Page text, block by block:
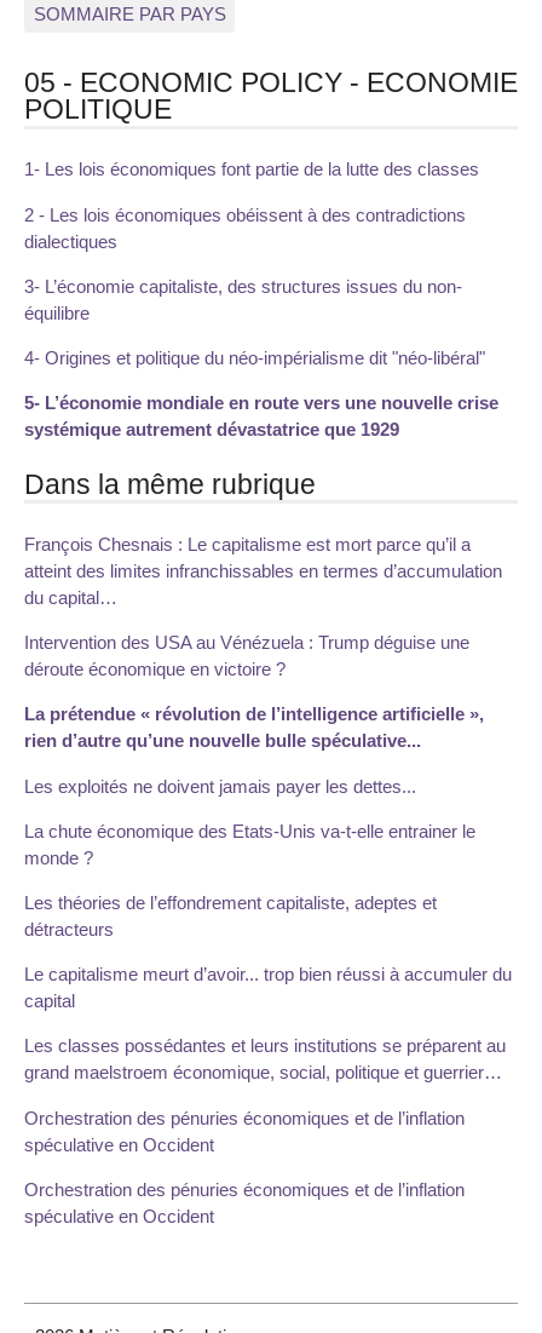
SOMMAIRE PAR PAYS
05 - ECONOMIC POLICY - ECONOMIE
POLITIQUE
1- Les lois économiques font partie de la lutte des classes
2 - Les lois économiques obéissent à des contradictions
dialectiques
3- L’économie capitaliste, des structures issues du non-
équilibre
4- Origines et politique du néo-impérialisme dit "néo-libéral"
5- L’économie mondiale en route vers une nouvelle crise
systémique autrement dévastatrice que 1929
Dans la même rubrique
François Chesnais : Le capitalisme est mort parce qu’il a
atteint des limites infranchissables en termes d’accumulation
du capital…
Intervention des USA au Vénézuela : Trump déguise une
déroute économique en victoire ?
La prétendue « révolution de l’intelligence artificielle »,
rien d’autre qu’une nouvelle bulle spéculative...
Les exploités ne doivent jamais payer les dettes...
La chute économique des Etats-Unis va-t-elle entrainer le
monde ?
Les théories de l’effondrement capitaliste, adeptes et
détracteurs
Le capitalisme meurt d’avoir... trop bien réussi à accumuler du
capital
Les classes possédantes et leurs institutions se préparent au
grand maelstroem économique, social, politique et guerrier…
Orchestration des pénuries économiques et de l’inflation
spéculative en Occident
Orchestration des pénuries économiques et de l’inflation
spéculative en Occident